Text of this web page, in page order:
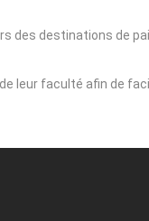
des destinations de
leur faculté afin de